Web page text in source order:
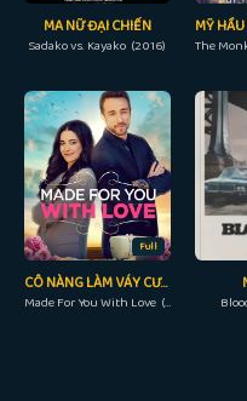
MA NỮ ĐẠI CHIẾN
Sadako vs. Kayako (2016)
Full
CÔ NÀNG LÀM VÁY CƯỚI
Made For You With Love (2019)